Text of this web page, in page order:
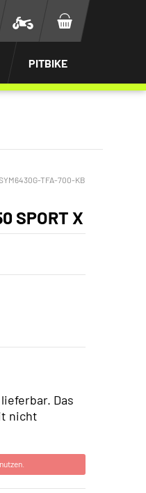
PITBIKE
TFA-700-KB
SPORT X
Das
nicht